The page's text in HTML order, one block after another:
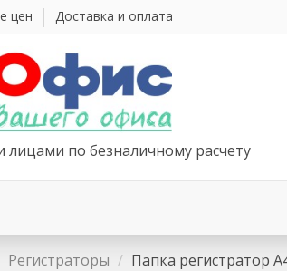
цен Доставка и оплата
по безналичному расчету
Регистраторы Папка регистратор